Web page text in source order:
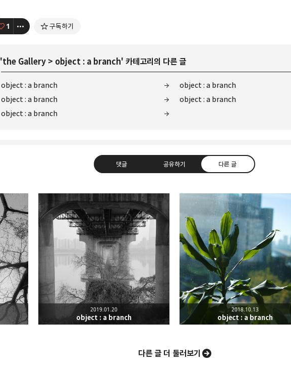
1 구독하기
'the Gallery > object : a branch' 카테고리의 다른 글
object : a branch
object : a branch
object : a branch
object : a branch
object : a branch
댓글 공유하기 다른 글
Sisyphus
must imagine Sisyphus happy.
독하기
카오톡 트위터 Facebook 카카오스토리
버 블로그 Pocket Evernote
object : a branch
2019.01.20
object : a branch
2018.10.13
다른 글 더 둘러보기